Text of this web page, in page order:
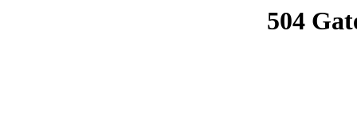
504